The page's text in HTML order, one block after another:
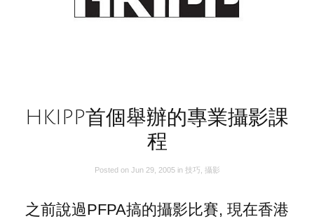
HKIPP首個舉辦的專業攝影課
程
Posted on Jun 29, 2005 in 技巧 攝影
之前說過PFPA搞的攝影比賽, 現在香港